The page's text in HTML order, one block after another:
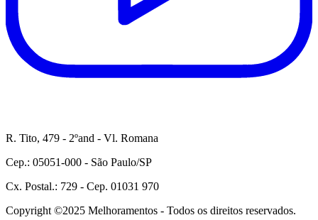
R. Tito, 479 - 2ºand - Vl. Romana
Cep.: 05051-000 - São Paulo/SP
Cx. Postal.: 729 - Cep. 01031 970
Copyright ©2025 Melhoramentos - Todos os direitos reservados.